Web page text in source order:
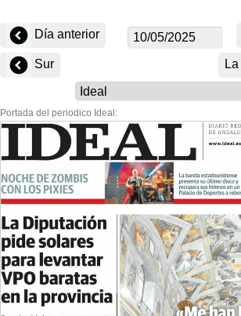
Día anterior
Sur
Portada del periodico Ideal: